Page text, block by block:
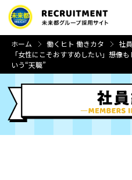
ホーム 働くヒト 働きカタ
社
「女性にこそおすすめしたい」――想
いう“天職”